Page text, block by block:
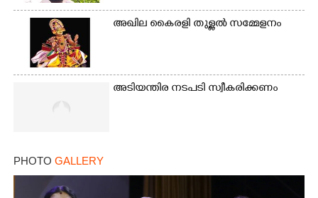
അഖില കൈരളി തുള്ളൽ സമ്മേളനം
അടിയന്തിര നടപടി സ്വീകരിക്കണം
PHOTO GALLERY